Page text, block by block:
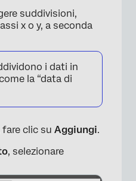
suddivisioni,
x o y, a seconda
i dati in
la “data di
clic su Aggiungi.
, selezionare